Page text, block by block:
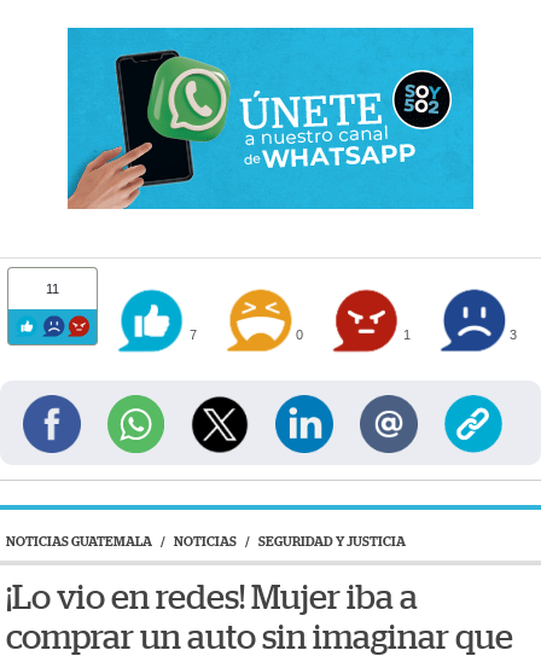
11
7 0 1 3
NOTICIAS GUATEMALA / NOTICIAS / SEGURIDAD Y JUSTICIA
¡Lo vio en redes! Mujer iba a
comprar un auto sin imaginar que